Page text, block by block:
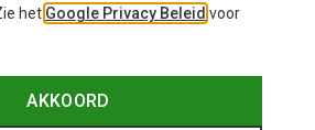
het Google Privacy Beleid voor
AKKOORD